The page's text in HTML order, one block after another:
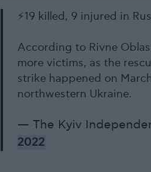
⚡️19 killed, 9 injured in
According to Rivne
more victims, as the
strike happened on
northwestern Ukraine.
— The Kyiv
2022